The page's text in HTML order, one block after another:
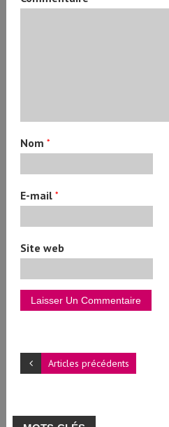
Nom*
E-mail*
Site web
Articles précédents